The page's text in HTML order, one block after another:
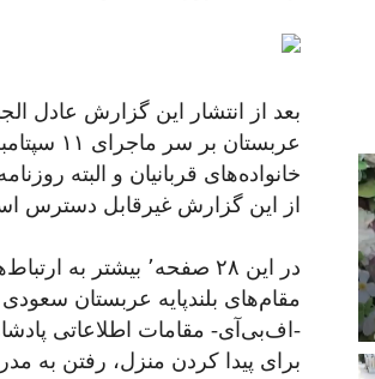
بعد از انتشار این گزارش عادل
از این گزارش غیرقابل دسترس
در این ۲۸ صفحه٬
مقام‌های بلندپایه عربستان
-اف‌بی‌آی- مقامات اطلاعاتی
برای پیدا کردن منزل، رفتن به